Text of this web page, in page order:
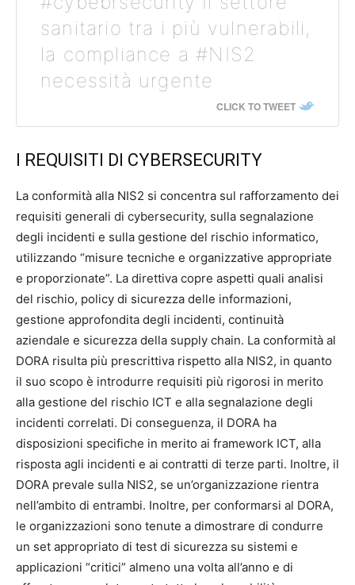
sanitario tra i più vulnerabili,
la compliance a #NIS2
necessità urgente
CLICK TO TWEET
I REQUISITI DI CYBERSECURITY
La conformità alla NIS2 si concentra sul rafforzamento dei
requisiti generali di cybersecurity, sulla segnalazione
degli incidenti e sulla gestione del rischio informatico,
utilizzando “misure tecniche e organizzative appropriate
e proporzionate”. La direttiva copre aspetti quali analisi
del rischio, policy di sicurezza delle informazioni,
gestione approfondita degli incidenti, continuità
aziendale e sicurezza della supply chain. La conformità al
DORA risulta più prescrittiva rispetto alla NIS2, in quanto
il suo scopo è introdurre requisiti più rigorosi in merito
alla gestione del rischio ICT e alla segnalazione degli
incidenti correlati. Di conseguenza, il DORA ha
disposizioni specifiche in merito ai framework ICT, alla
risposta agli incidenti e ai contratti di terze parti. Inoltre, il
DORA prevale sulla NIS2, se un’organizzazione rientra
nell’ambito di entrambi. Inoltre, per conformarsi al DORA,
le organizzazioni sono tenute a dimostrare di condurre
un set appropriato di test di sicurezza su sistemi e
applicazioni “critici” almeno una volta all’anno e di